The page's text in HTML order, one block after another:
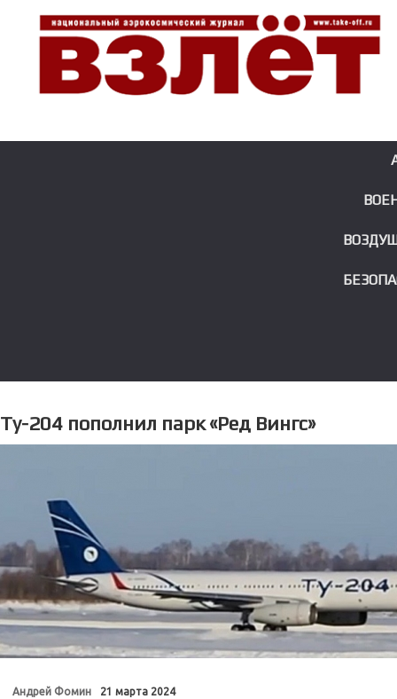
Ту-204 пополнил парк «Ред Вингс»
Андрей Фомин 21 марта 2024